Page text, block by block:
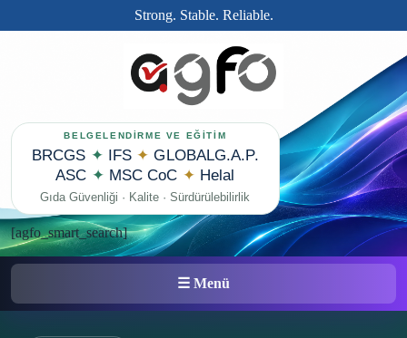
Strong. Stable. Reliable.
BELGELENDİRME VE EĞİTİM
BRCGS ✦ IFS ✦ GLOBALG.A.P.
ASC ✦ MSC CoC ✦ Helal
Gıda Güvenliği · Kalite · Sürdürülebilirlik
[agfo_smart_search]
☰ Menü